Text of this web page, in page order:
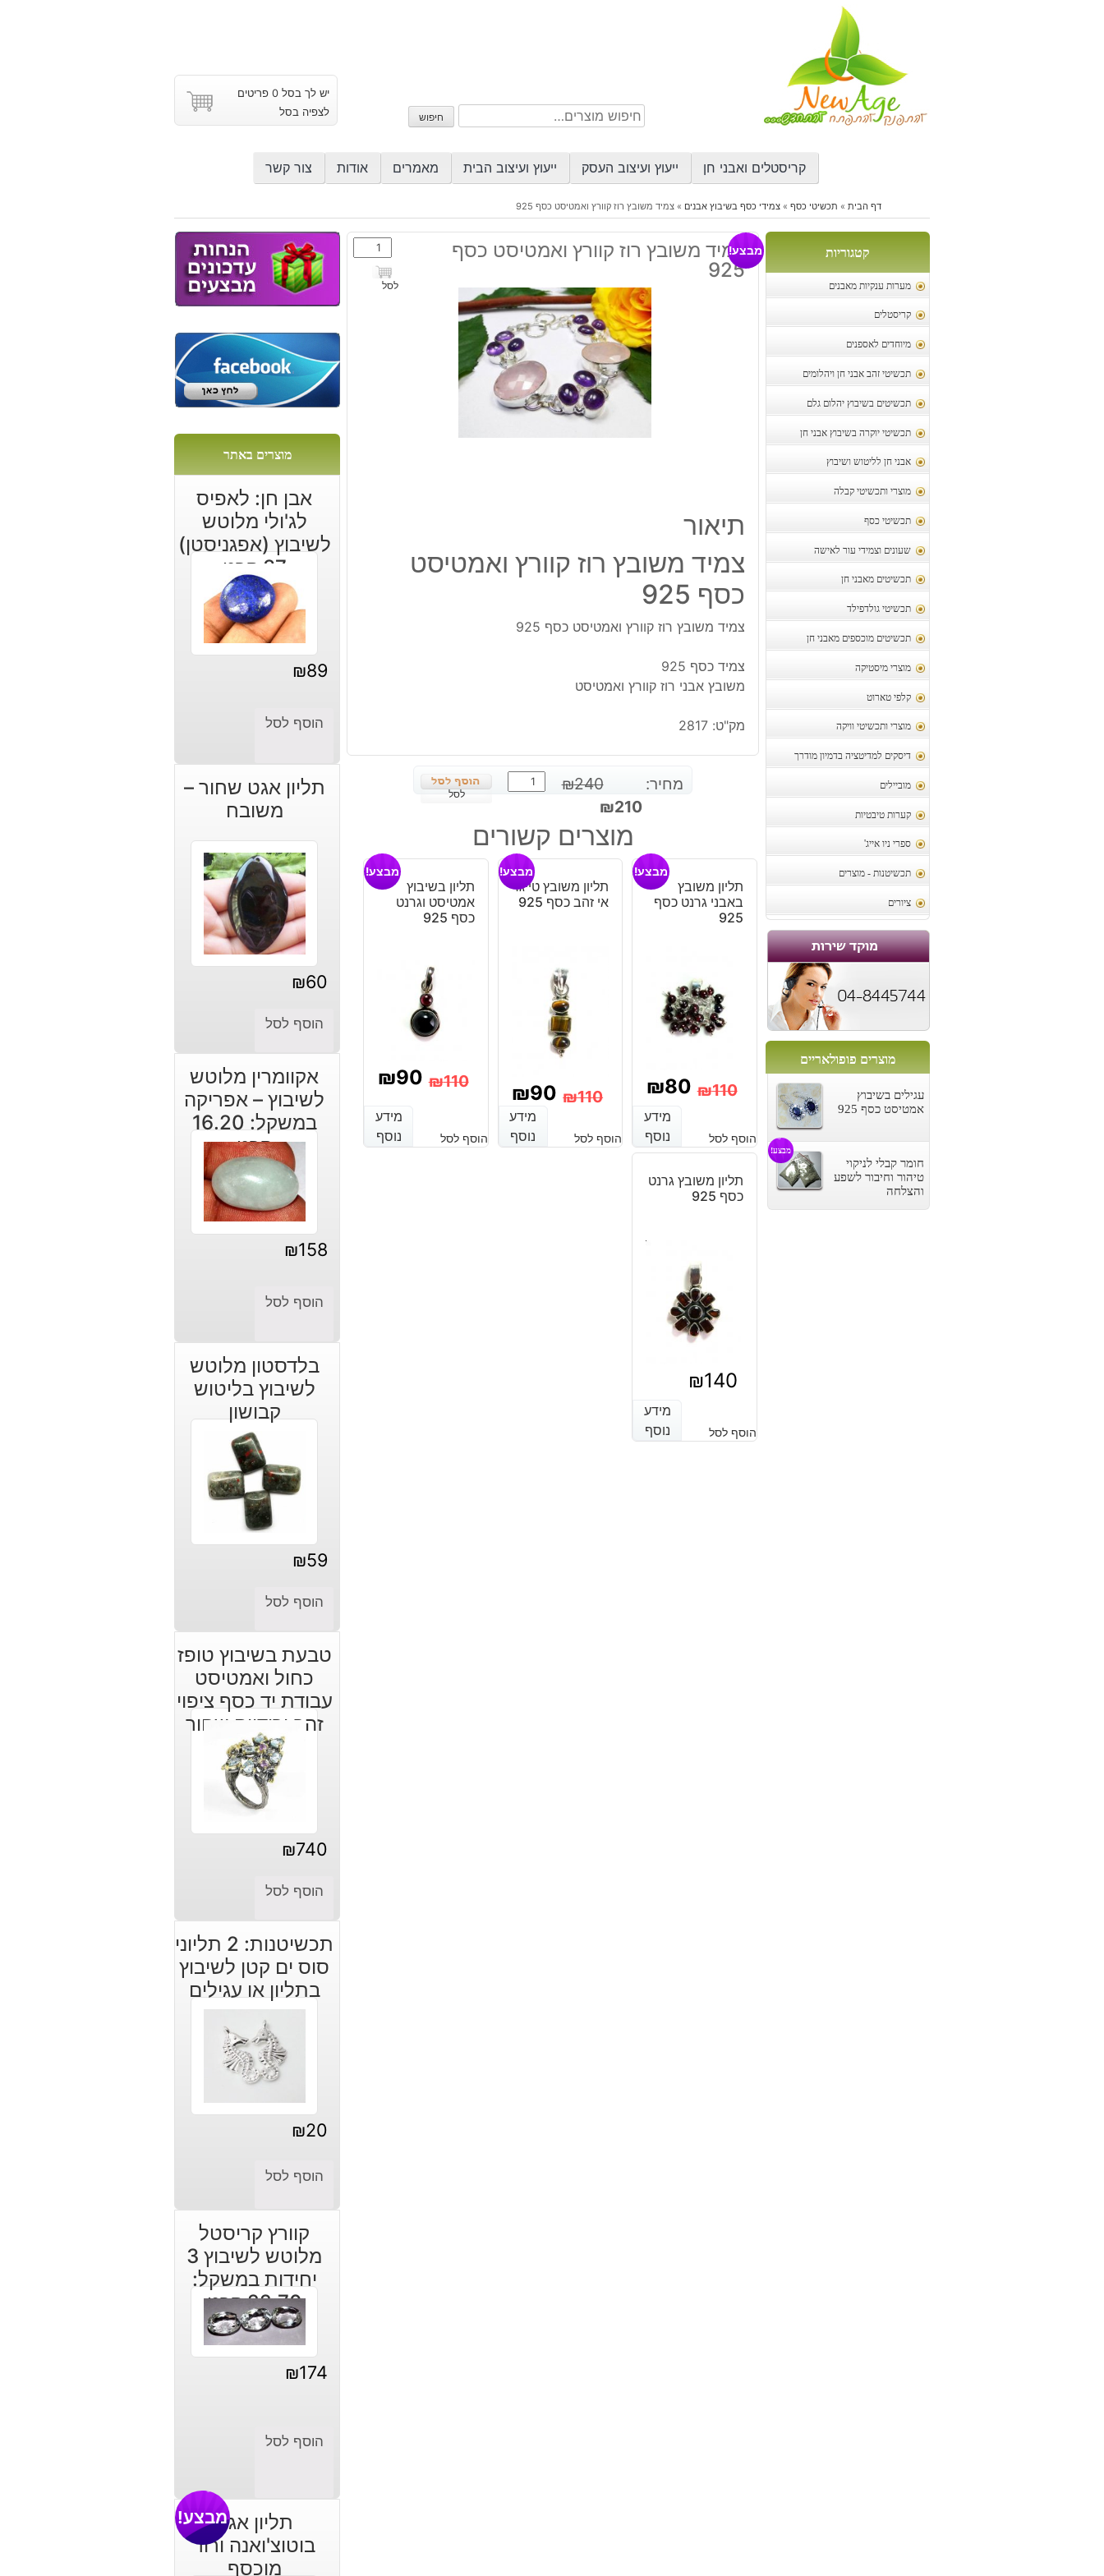
חיפוש
עבור:
חיפוש
יש לך בסל 0 פריטים
לצפיה בסל
קריסטלים ואבני חן ייעוץ ועיצוב העסק ייעוץ ועיצוב הבית מאמרים אודות צור קשר
דף הבית » תכשיטי כסף »צמידי כסף בשיבוץ אבנים »צמיד משובץ רוז קוורץ ואמטיסט כסף 925
קטגוריות
מערות ענקיות מאבנים
קריסטלים
מיוחדים לאספנים
תכשיטי זהב אבני חן ויהלומים
תכשיטים בשיבוץ יהלום גלם
תכשיטי יוקרה בשיבוץ אבני חן
אבני חן לליטוש ושיבוץ
מוצרי ותכשיטי קבלה
תכשיטי כסף
שעונים וצמידי עור לאישה
תכשיטים מאבני חן
תכשיטי גולדפילד
תכשיטים מוכספים מאבני חן
מוצרי מיסטיקה
קלפי טארוט
מוצרי ותכשיטי וויקה
דיסקים למדיטציה בדמיון מודרך
מוביילים
קערות טיבטיות
ספרי ניו אייג'
תכשיטנות - מוצרים
ציורים
מוצרים פופולאריים
עגילים בשיבוץ
אמטיסט כסף 925
חומר קבלי לניקוי
טיהור וחיבור לשפע
והצלחה
מבצע!
צמיד משובץ רוז קוורץ ואמטיסט כסף
925
כמות
של
צמיד
לסל
מבצע!
תיאור
צמיד משובץ רוז קוורץ ואמטיסט
כסף 925
צמיד משובץ רוז קוורץ ואמטיסט כסף 925
צמיד כסף 925
משובץ אבני רוז קוורץ ואמטיסט
מק"ט: 2817
מחיר: ₪240
המחיר
המקורי
היה:
₪240.
₪210
המחיר
הנוכחי
הוא:
כמות
של
משובץ
רוז
קוורץ
ואמטיסט
לסל
מוצרים קשורים
תליון משובץ
באבני גרנט כסף
925
מבצע!
₪110
המקורי
היה:
₪110.
₪80
הנוכחי
הוא:
₪80.
מידע
נוסף
הוסף לסל
מידע
נוסף
תליון משובץ טייגר
אי זהב כסף 925
מבצע!
₪110
המקורי
₪90
הנוכחי
מידע
נוסף
הוסף לסל
מידע
נוסף
תליון בשיבוץ
אמטיסט וגרנט
כסף 925
מבצע!
₪110
המקורי
₪90
הנוכחי
מידע
נוסף
הוסף לסל
מידע
נוסף
תליון משובץ גרנט
כסף 925
₪140
מידע
נוסף
הוסף לסל
מידע
נוסף
מוצרים באתר
אבן חן: לאפיס
לג'ולי מלוטש
לשיבוץ (אפגניסטן)
37 קרט
₪89
הוסף לסל
תליון אגט שחור –
משובח
₪60
הוסף לסל
אקוומרין מלוטש
לשיבוץ – אפריקה
במשקל: 16.20
קרט
₪158
הוסף לסל
בלדסטון מלוטש
לשיבוץ בליטוש
קבושון
₪59
הוסף לסל
טבעת בשיבוץ טופז
כחול ואמטיסט
עבודת יד כסף ציפוי
זהב ורודיום שחור
₪740
הוסף לסל
תכשיטנות: 2 תליוני
סוס ים קטן לשיבוץ
בתליון או עגילים
₪20
הוסף לסל
קוורץ קריסטל
מלוטש לשיבוץ 3
יחידות במשקל:
22.70 קרט
₪174
הוסף לסל
תליון אגט
בוטוצ'ואנה ורוד
מוכסף
מבצע!